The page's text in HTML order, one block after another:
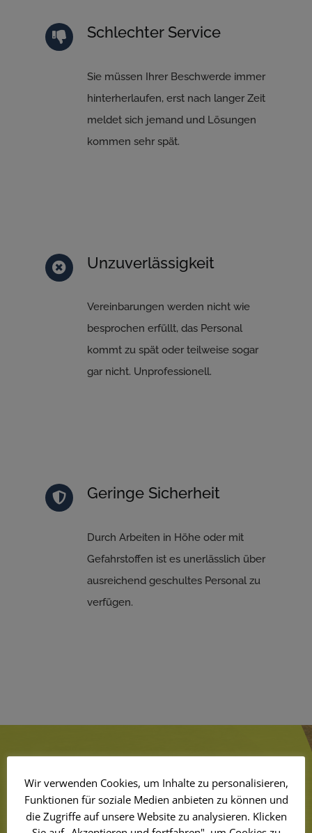
Schlechter Service
Sie müssen Ihrer Beschwerde immer
hinterherlaufen, erst nach langer Zeit
meldet sich jemand und Lösungen
kommen sehr spät.
Unzuverlässigkeit
Vereinbarungen werden nicht wie
besprochen erfüllt, das Personal
kommt zu spät oder teilweise sogar
gar nicht. Unprofessionell.
Geringe Sicherheit
Durch Arbeiten in Höhe oder mit
Gefahrstoffen ist es unerlässlich über
ausreichend geschultes Personal zu
verfügen.
Reinigungsfirmen aus Bremen
einfach nicht hin?
Wir verwenden Cookies, um Inhalte zu personalisieren,
Funktionen für soziale Medien anbieten zu können und
die Zugriffe auf unsere Website zu analysieren. Klicken